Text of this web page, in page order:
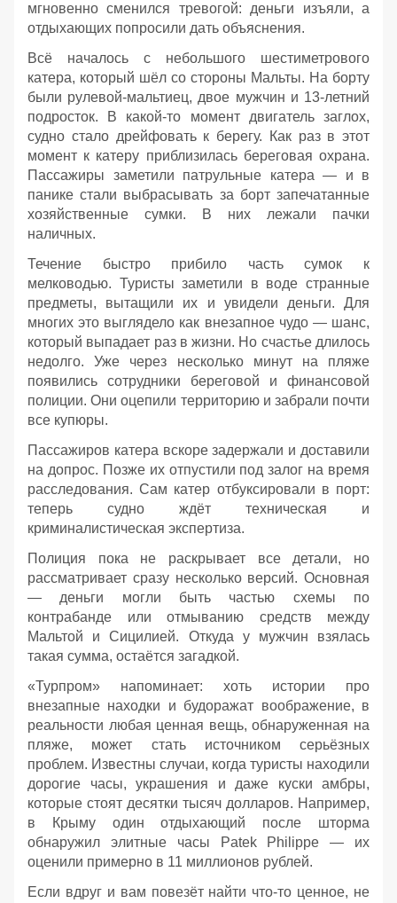
мгновенно сменился тревогой: деньги изъяли, а
отдыхающих попросили дать объяснения.
Всё началось с небольшого шестиметрового
катера, который шёл со стороны Мальты. На борту
были рулевой‑мальтиец, двое мужчин и 13‑летний
подросток. В какой‑то момент двигатель заглох,
судно стало дрейфовать к берегу. Как раз в этот
момент к катеру приблизилась береговая охрана.
Пассажиры заметили патрульные катера — и в
панике стали выбрасывать за борт запечатанные
хозяйственные сумки. В них лежали пачки
наличных.
Течение быстро прибило часть сумок к
мелководью. Туристы заметили в воде странные
предметы, вытащили их и увидели деньги. Для
многих это выглядело как внезапное чудо — шанс,
который выпадает раз в жизни. Но счастье длилось
недолго. Уже через несколько минут на пляже
появились сотрудники береговой и финансовой
полиции. Они оцепили территорию и забрали почти
все купюры.
Пассажиров катера вскоре задержали и доставили
на допрос. Позже их отпустили под залог на время
расследования. Сам катер отбуксировали в порт:
теперь судно ждёт техническая и
криминалистическая экспертиза.
Полиция пока не раскрывает все детали, но
рассматривает сразу несколько версий. Основная
— деньги могли быть частью схемы по
контрабанде или отмыванию средств между
Мальтой и Сицилией. Откуда у мужчин взялась
такая сумма, остаётся загадкой.
«Турпром» напоминает: хоть истории про
внезапные находки и будоражат воображение, в
реальности любая ценная вещь, обнаруженная на
пляже, может стать источником серьёзных
проблем. Известны случаи, когда туристы находили
дорогие часы, украшения и даже куски амбры,
которые стоят десятки тысяч долларов. Например,
в Крыму один отдыхающий после шторма
обнаружил элитные часы Patek Philippe — их
оценили примерно в 11 миллионов рублей.
Если вдруг и вам повезёт найти что‑то ценное, не